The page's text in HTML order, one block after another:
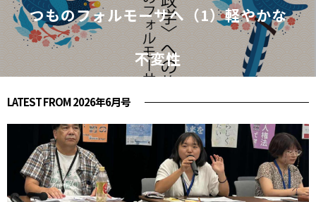
つものフォルモーサへ（1）軽やかな
不変性
LATEST FROM 2026年6月号